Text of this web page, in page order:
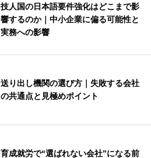
技人国の日本語要件強化はどこまで影
響するのか｜中小企業に偏る可能性と
実務への影響
送り出し機関の選び方｜失敗する会社
の共通点と見極めポイント
育成就労で“選ばれない会社”になる前